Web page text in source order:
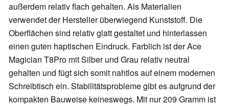
außerdem relativ flach gehalten. Als Materialien
verwendet der Hersteller überwiegend Kunststoff. Die
Oberflächen sind relativ glatt gestaltet und hinterlassen
einen guten haptischen Eindruck. Farblich ist der Ace
Magician T8Pro mit Silber und Grau relativ neutral
gehalten und fügt sich somit nahtlos auf einem modernen
Schreibtisch ein. Stabilitätsprobleme gibt es aufgrund der
kompakten Bauweise keineswegs. Mit nur 209 Gramm ist